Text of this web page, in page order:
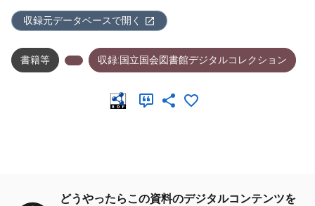
収録元データベースで開く
書籍等 収録:国立国会図書館デジタルコレクション
どうやったらこの資料のデジタルコンテンツを